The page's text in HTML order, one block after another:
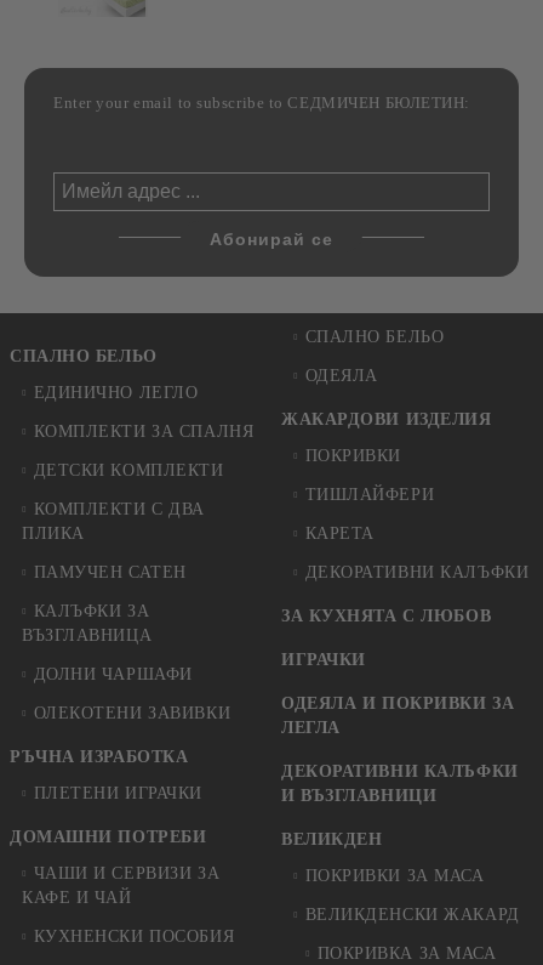
Enter your email to subscribe to СЕДМИЧЕН БЮЛЕТИН:
СПАЛНО БЕЛЬО
ЕДИНИЧНО ЛЕГЛО
КОМПЛЕКТИ ЗА СПАЛНЯ
ДЕТСКИ КОМПЛЕКТИ
КОМПЛЕКТИ С ДВА
ПЛИКА
ПАМУЧЕН САТЕН
КАЛЪФКИ ЗА
ВЪЗГЛАВНИЦА
ДОЛНИ ЧАРШАФИ
ОЛЕКОТЕНИ ЗАВИВКИ
РЪЧНА ИЗРАБОТКА
ПЛЕТЕНИ ИГРАЧКИ
ДОМАШНИ ПОТРЕБИ
ЧАШИ И СЕРВИЗИ ЗА
КАФЕ И ЧАЙ
КУХНЕНСКИ ПОСОБИЯ
СПАЛНО БЕЛЬО
ОДЕЯЛА
ЖАКАРДОВИ ИЗДЕЛИЯ
ПОКРИВКИ
ТИШЛАЙФЕРИ
КАРЕТА
ДЕКОРАТИВНИ КАЛЪФКИ
ЗА КУХНЯТА С ЛЮБОВ
ИГРАЧКИ
ОДЕЯЛА И ПОКРИВКИ ЗА
ЛЕГЛА
ДЕКОРАТИВНИ КАЛЪФКИ
И ВЪЗГЛАВНИЦИ
ВЕЛИКДЕН
ПОКРИВКИ ЗА МАСА
ВЕЛИКДЕНСКИ ЖАКАРД
ПОКРИВКА ЗА МАСА